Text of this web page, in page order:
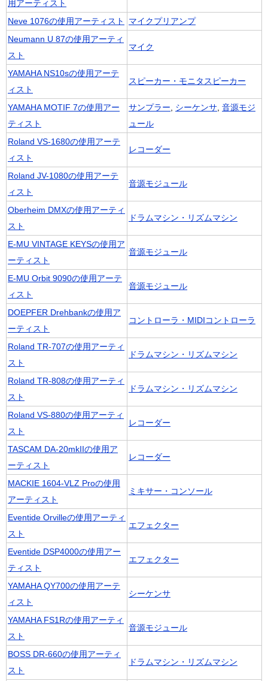
用アーティスト
Neve 1076の使用アーティスト
マイクプリアンプ
Neumann U 87の使用アーティ
スト
マイク
YAMAHA NS10sの使用アーテ
ィスト
スピーカー・モニタスピーカー
YAMAHA MOTIF 7の使用アー
ティスト
サンプラー, シーケンサ, 音源モジ
ュール
Roland VS-1680の使用アーテ
ィスト
レコーダー
Roland JV-1080の使用アーテ
ィスト
音源モジュール
Oberheim DMXの使用アーティ
スト
ドラムマシン・リズムマシン
E-MU VINTAGE KEYSの使用ア
ーティスト
音源モジュール
E-MU Orbit 9090の使用アーテ
ィスト
音源モジュール
DOEPFER Drehbankの使用ア
ーティスト
コントローラ・MIDIコントローラ
Roland TR-707の使用アーティ
スト
ドラムマシン・リズムマシン
Roland TR-808の使用アーティ
スト
ドラムマシン・リズムマシン
Roland VS-880の使用アーティ
スト
レコーダー
TASCAM DA-20mkIIの使用ア
ーティスト
レコーダー
MACKIE 1604-VLZ Proの使用
アーティスト
ミキサー・コンソール
Eventide Orvilleの使用アーティ
スト
エフェクター
Eventide DSP4000の使用アー
ティスト
エフェクター
YAMAHA QY700の使用アーテ
ィスト
シーケンサ
YAMAHA FS1Rの使用アーティ
スト
音源モジュール
BOSS DR-660の使用アーティ
スト
ドラムマシン・リズムマシン